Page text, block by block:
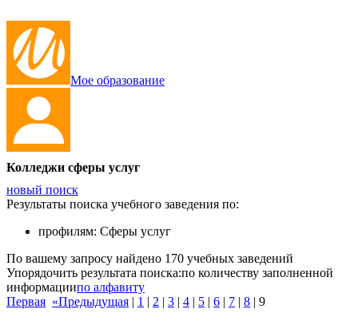
Мое образование
Колледжи сферы услуг
новый поиск
Результаты поиска учебного заведения по:
профилям: Сферы услуг
По вашему запросу найдено 170 учебных заведений
Упорядочить результата поиска:по количеству заполненной
информациипо алфавиту
Первая «Предыдущая | 1 | 2 | 3 | 4 | 5 | 6 | 7 | 8 | 9